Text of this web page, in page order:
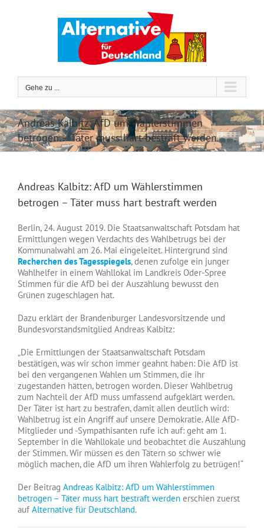
Gehe zu ...
Andreas Kalbitz: AfD um Wählerstimmen
betrogen – Täter muss hart bestraft werden
Andreas Kalbitz: AfD um Wählerstimmen
betrogen – Täter muss hart bestraft werden
Berlin, 24. August 2019. Die Staatsanwaltschaft Potsdam hat
Ermittlungen wegen Verdachts des Wahlbetrugs bei der
Kommunalwahl am 26. Mai eingeleitet. Hintergrund sind
Recherchen des Tagesspiegels, denen zufolge ein junger
Wahlhelfer in einem Wahllokal im Landkreis Oder-Spree
Stimmen für die AfD bei der Auszählung bewusst den
Grünen zugeschlagen hat.
Dazu erklärt der Brandenburger Landesvorsitzende und
Bundesvorstandsmitglied Andreas Kalbitz:
„Die Ermittlungen der Staatsanwaltschaft Potsdam
bestätigen, was wir schon immer geahnt haben: Die AfD ist
bei den vergangenen Wahlen um Stimmen, die ihr
zugestanden hätten, betrogen worden. Dieser Wahlbetrug
zum Nachteil der AfD muss umfassend aufgeklärt werden.
Der Täter ist hart zu bestrafen, damit allen deutlich wird:
Wahlbetrug ist ein Angriff auf unsere Demokratie. Alle AfD-
Mitglieder und -Sympathisanten rufe ich auf: geht am 1.
September in die Wahllokale und beobachtet die Auszählung
der Stimmen. Wir müssen es den Tätern so schwer wie
möglich machen, die AfD um ihren Wahlerfolg zu betrügen!“
Der Beitrag Andreas Kalbitz: AfD um Wählerstimmen
betrogen – Täter muss hart bestraft werden erschien zuerst
auf Alternative für Deutschland.